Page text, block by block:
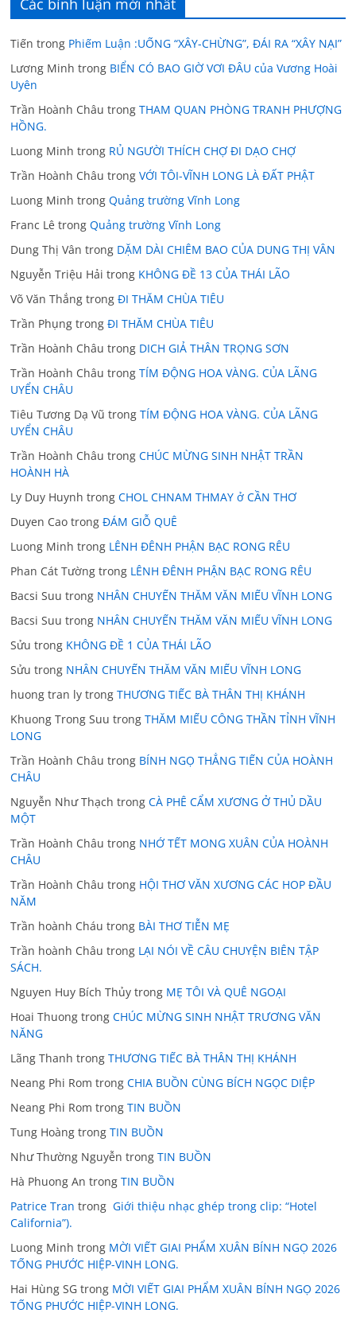
Các bình luận mới nhất
Tiến trong Phiếm Luận :UỐNG “XÂY-CHỪNG”, ĐÁI RA “XÂY NẠI”
Lương Minh trong BIỂN CÓ BAO GIỜ VƠI ĐÂU của Vương Hoài
Uyên
Trần Hoành Châu trongTHAM QUAN PHÒNG TRANH PHƯỢNG
HỒNG.
Luong Minh trong RỦ NGƯỜI THÍCH CHỢ ĐI DẠO CHỢ
Trần Hoành Châu trongVỚI TÔI-VĨNH LONG LÀ ĐẤT PHẬT
Luong Minh trongQuảng trường Vĩnh Long
Franc Lê trongQuảng trường Vĩnh Long
Dung Thị Vân trong DẶM DÀI CHIÊM BAO CỦA DUNG THỊ VÂN
Nguyễn Triệu Hải trong KHÔNG ĐỀ 13 CỦA THÁI LÃO
Võ Văn Thắng trongĐI THĂM CHÙA TIÊU
Trần Phụng trongĐI THĂM CHÙA TIÊU
Trần Hoành Châu trong DICH GIẢ THÂN TRỌNG SƠN
Trần Hoành Châu trongTÍM ĐỘNG HOA VÀNG. CỦA LÃNG
UYỂN CHÂU
Tiêu Tương Dạ Vũ trongTÍM ĐỘNG HOA VÀNG. CỦA LÃNG
UYỂN CHÂU
Trần Hoành Châu trongCHÚC MỪNG SINH NHẬT TRẦN
HOÀNH HÀ
Ly Duy Huynh trongCHOL CHNAM THMAY ở CẦN THƠ
Duyen Cao trongĐÁM GIỖ QUÊ
Luong Minh trong LÊNH ĐÊNH PHẬN BẠC RONG RÊU
Phan Cát Tường trong LÊNH ĐÊNH PHẬN BẠC RONG RÊU
Bacsi Suu trong NHÂN CHUYẾN THĂM VĂN MIẾU VĨNH LONG
Bacsi Suu trong NHÂN CHUYẾN THĂM VĂN MIẾU VĨNH LONG
Sửu trong KHÔNG ĐỀ 1 CỦA THÁI LÃO
Sửu trong NHÂN CHUYẾN THĂM VĂN MIẾU VĨNH LONG
huong tran ly trongTHƯƠNG TIẾC BÀ THÂN THỊ KHÁNH
Khuong Trong Suu trongTHĂM MIẾU CÔNG THẦN TỈNH VĨNH
LONG
Trần Hoành Châu trong BÍNH NGỌ THẲNG TIẾN CỦA HOÀNH
CHÂU
Nguyễn Như Thạch trongCÀ PHÊ CẨM XƯƠNG Ở THỦ DẦU
MỘT
Trần Hoành Châu trong NHỚ TẾT MONG XUÂN CỦA HOÀNH
CHÂU
Trần Hoành Châu trong HỘI THƠ VĂN XƯƠNG CÁC HOP ĐẦU
NĂM
Trần hoành Cháu trong BÀI THƠ TIỄN MẸ
Trần hoành Châu trong LẠI NÓI VỀ CÂU CHUYỆN BIÊN TẬP
SÁCH.
Nguyen Huy Bích Thủy trong MẸ TÔI VÀ QUÊ NGOẠI
Hoai Thuong trongCHÚC MỪNG SINH NHẬT TRƯƠNG VĂN
NĂNG
Lãng Thanh trongTHƯƠNG TIẾC BÀ THÂN THỊ KHÁNH
Neang Phi Rom trongCHIA BUỒN CÙNG BÍCH NGỌC DIỆP
Neang Phi Rom trongTIN BUỒN
Tung Hoàng trongTIN BUỒN
Như Thường Nguyễn trongTIN BUỒN
Hà Phuong An trongTIN BUỒN
Patrice Tran trong Giới thiệu nhạc ghép trong clip: “Hotel
California”).
Luong Minh trong MỜI VIẾT GIAI PHẨM XUÂN BÍNH NGỌ 2026
TỐNG PHƯỚC HIỆP-VINH LONG.
Hai Hùng SG trong MỜI VIẾT GIAI PHẨM XUÂN BÍNH NGỌ 2026
TỐNG PHƯỚC HIỆP-VINH LONG.